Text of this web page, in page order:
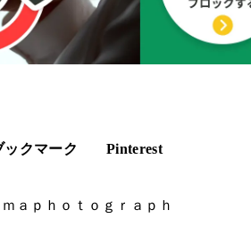
ックマーク Pinterest
ｍａｐｈｏｔｏｇｒａｐｈ